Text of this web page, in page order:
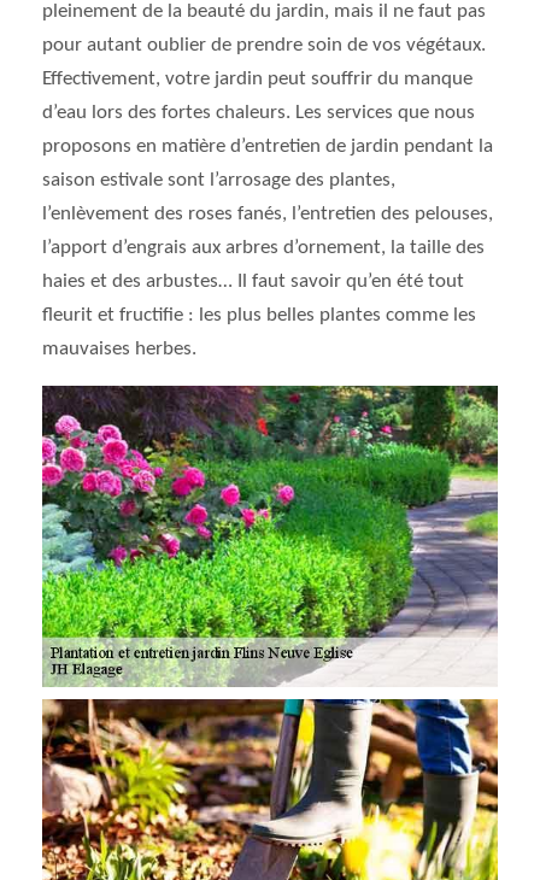
pleinement de la beauté du jardin, mais il ne faut pas
pour autant oublier de prendre soin de vos végétaux.
Effectivement, votre jardin peut souffrir du manque
d’eau lors des fortes chaleurs. Les services que nous
proposons en matière d’entretien de jardin pendant la
saison estivale sont l’arrosage des plantes,
l’enlèvement des roses fanés, l’entretien des pelouses,
l’apport d’engrais aux arbres d’ornement, la taille des
haies et des arbustes… Il faut savoir qu’en été tout
fleurit et fructifie : les plus belles plantes comme les
mauvaises herbes.